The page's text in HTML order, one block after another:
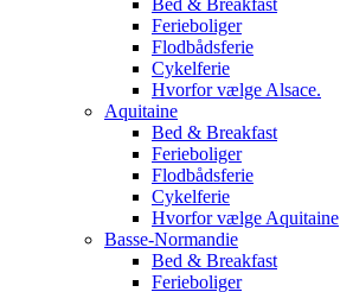
Bed & Breakfast
Ferieboliger
Flodbådsferie
Cykelferie
Hvorfor vælge Alsace.
Aquitaine
Bed & Breakfast
Ferieboliger
Flodbådsferie
Cykelferie
Hvorfor vælge Aquitaine
Basse-Normandie
Bed & Breakfast
Ferieboliger